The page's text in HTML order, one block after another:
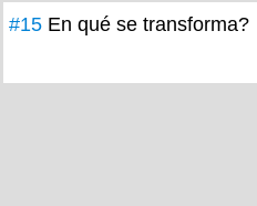
#15 En qué se transforma?